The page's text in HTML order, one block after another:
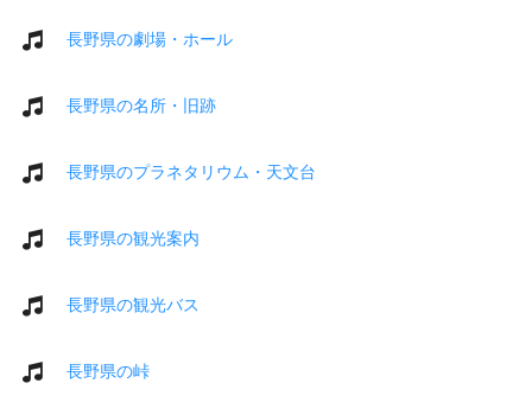
長野県の劇場・ホール
長野県の名所・旧跡
長野県のプラネタリウム・天文台
長野県の観光案内
長野県の観光バス
長野県の峠